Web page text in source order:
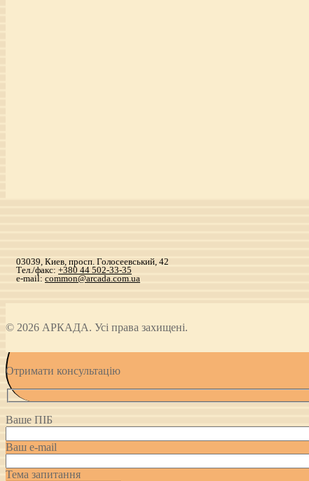
03039, Киев, просп. Голосеевський, 42
Тел./факс: +380 44 502-33-35
e-mail: common@arcada.com.ua
© 2026 АРКАДА. Усі права захищені.
Отримати консультацію
Ваше ПІБ
Ваш e-mail
Тема запитання